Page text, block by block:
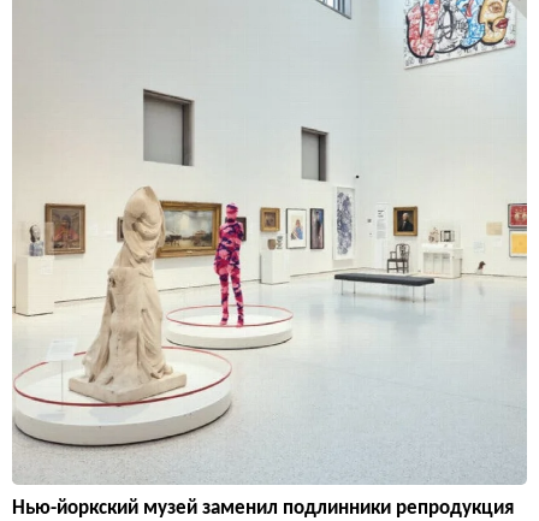
Нью-йоркский музей заменил подлинники репродукция